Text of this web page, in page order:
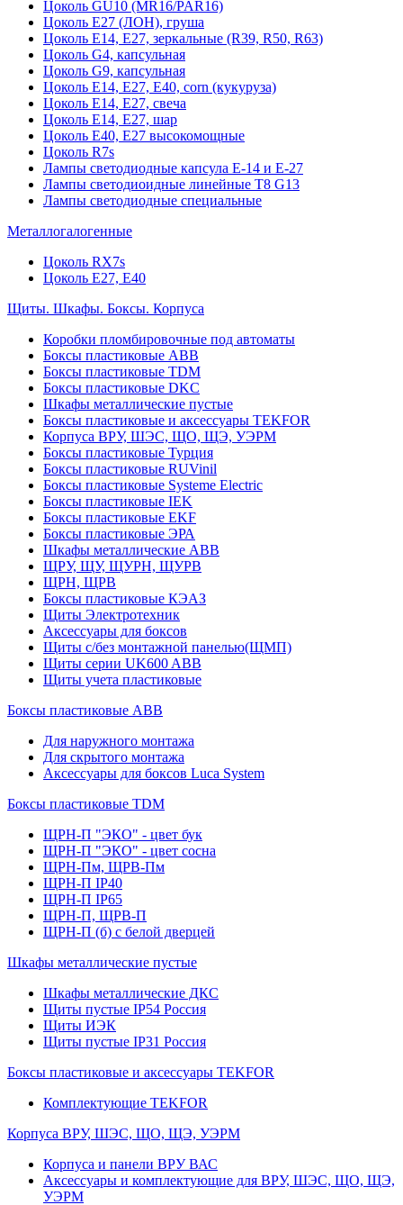
Цоколь GU10 (MR16/PAR16)
Цоколь Е27 (ЛОН), груша
Цоколь Е14, Е27, зеркальные (R39, R50, R63)
Цоколь G4, капсульная
Цоколь G9, капсульная
Цоколь Е14, Е27, Е40, corn (кукуруза)
Цоколь Е14, Е27, свеча
Цоколь Е14, Е27, шар
Цоколь Е40, Е27 высокомощные
Цоколь R7s
Лампы светодиодные капсула Е-14 и Е-27
Лампы светодиоидные линейные T8 G13
Лампы светодиодные специальные
Металлогалогенные
Цоколь RX7s
Цоколь Е27, E40
Щиты. Шкафы. Боксы. Корпуса
Коробки пломбировочные под автоматы
Боксы пластиковые ABB
Боксы пластиковые TDM
Боксы пластиковые DKC
Шкафы металлические пустые
Боксы пластиковые и аксессуары TEKFOR
Корпуса ВРУ, ШЭС, ЩО, ЩЭ, УЭРМ
Боксы пластиковые Турция
Боксы пластиковые RUVinil
Боксы пластиковые Systeme Electric
Боксы пластиковые IEK
Боксы пластиковые EKF
Боксы пластиковые ЭРА
Шкафы металлические ABB
ЩРУ, ЩУ, ЩУРН, ЩУРВ
ЩРН, ЩРВ
Боксы пластиковые КЭАЗ
Щиты Электротехник
Аксессуары для боксов
Щиты с/без монтажной панелью(ЩМП)
Щиты серии UK600 ABB
Щиты учета пластиковые
Боксы пластиковые ABB
Для наружного монтажа
Для скрытого монтажа
Аксессуары для боксов Luca System
Боксы пластиковые TDM
ЩРН-П "ЭКО" - цвет бук
ЩРН-П "ЭКО" - цвет сосна
ЩРН-Пм, ЩРВ-Пм
ЩРН-П IP40
ЩРН-П IP65
ЩРН-П, ЩРВ-П
ЩРН-П (б) с белой дверцей
Шкафы металлические пустые
Шкафы металлические ДКС
Щиты пустые IP54 Россия
Щиты ИЭК
Щиты пустые IP31 Россия
Боксы пластиковые и аксессуары TEKFOR
Комплектующие TEKFOR
Корпуса ВРУ, ШЭС, ЩО, ЩЭ, УЭРМ
Корпуса и панели ВРУ ВАС
Аксессуары и комплектующие для ВРУ, ШЭС, ЩО, ЩЭ,
УЭРМ